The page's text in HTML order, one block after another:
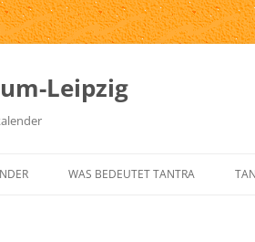
Leipzig
WAS BEDEUTET TANTRA